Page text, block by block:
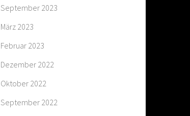
September 2023
März 2023
Februar 2023
Dezember 2022
Oktober 2022
September 2022